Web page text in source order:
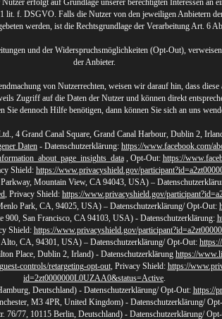
erfolgt auf Grundlage unserer berechtigten Interessen an
lit. f. DSGVO. Falls die Nutzer von den jeweiligen Anbietern
werden, ist die Rechtsgrundlage der Verarbeitung Art. 6
und der Widerspruchsmöglichkeiten (Opt-Out),
der Anbieter.
von Nutzerrechten, weisen wir darauf hin, dass
Zugriff auf die Daten der Nutzer und können direkt
Sie dennoch Hilfe benötigen, dann können Sie sich an uns
4 Grand Canal Square, Grand Canal Harbour, Dublin 2,
Daten - Datenschutzerklärung: https://www.facebook.com/
, Opt-Out: https://
Shield: https://www.privacyshield.gov/
Mountain View, CA 94043, USA) –
, Privacy Shield: https://www.privacyshield.gov/
Park, CA, 94025, USA) – Datenschutzerklärung/ Opt-Out:
900, San Francisco, CA 94103, USA) - Datenschutzerklärung:
Shield: https://www.privacyshield.gov/
CA, 94301, USA) – Datenschutzerklärung/ Opt-Out:
Place, Dublin 2, Irland) - Datenschutzerklärung https://
controls/retargeting-opt-out, Privacy Shield: https://
id=2zt0000000L0UZAA0&status=Active.
Deutschland) - Datenschutzerklärung/ Opt-Out: https://
M3 4PR, United Kingdom) - Datenschutzerklärung/
76/77, 10115 Berlin, Deutschland) - Datenschutzerklärung/